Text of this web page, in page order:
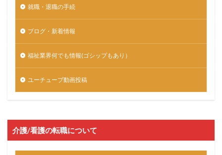
就職・退職の手続
ブログ・新着情報
福祉業界何でも情報(ゴシップもあり）
ユーチューブ動画投稿
介護/看護の転職について